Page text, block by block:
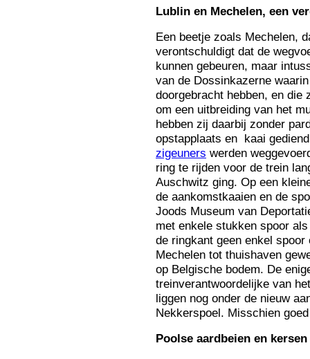
Lublin en Mechelen, een
Een beetje zoals Mechelen,
verontschuldigt dat de
kunnen gebeuren, maar
van de Dossinkazerne
doorgebracht hebben, en die
om een uitbreiding van het
hebben zij daarbij zonder
opstapplaats en kaai
zigeuners werden
ring te rijden voor de trein
Auschwitz ging. Op een
de aankomstkaaien en de
Joods Museum van
met enkele stukken spoor
de ringkant geen enkel
Mechelen tot thuishaven
op Belgische bodem. De
treinverantwoordelijke van
liggen nog onder de nieuw
Nekkerspoel. Misschien
Poolse aardbeien en kersen